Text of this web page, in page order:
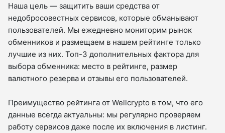
Наша цель — защитить ваши средства от
недобросовестных сервисов, которые обманывают
пользователей. Мы ежедневно мониторим рынок
обменников и размещаем в нашем рейтинге только
лучшие из них. Топ-3 дополнительных фактора для
выбора обменника: место в рейтинге, размер
валютного резерва и отзывы его пользователей.
Преимущество рейтинга от Wellcrypto в том, что его
данные всегда актуальны: мы регулярно проверяем
работу сервисов даже после их включения в листинг.